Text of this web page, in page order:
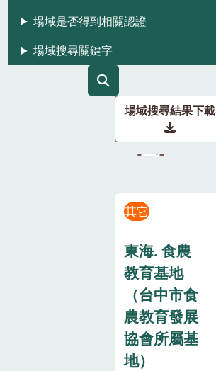
場域是否得到相關認證
場域搜尋關鍵字
場域搜尋結果下載
其它
東海. 食農
教育基地
（台中市食
農教育發展
協會所屬基
地）